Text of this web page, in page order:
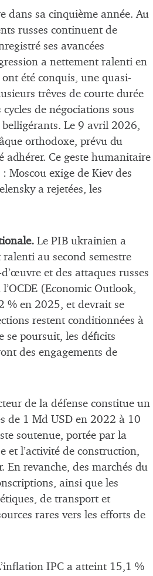
dans sa cinquième année. Au
russes continuent de
ses avancées
a nettement ralenti en
été conquis, une quasi-
trêves de courte durée
de négociations sous
belligérants. Le 9 avril 2026,
orthodoxe, prévu du
Ce geste humanitaire
Moscou exige de Kiev des
a rejetées, les
Le PIB ukrainien a
au second semestre
et des attaques russes
(Economic Outlook,
% en 2025, et devrait se
restent conditionnées à
se poursuit, les déficits
des engagements de
de la défense constitue un
de 1 Md USD en 2022 à 10
soutenue, portée par la
et l’activité de construction,
En revanche, des marchés du
ainsi que les
de transport et
rares vers les efforts de
IPC a atteint 15,1 %